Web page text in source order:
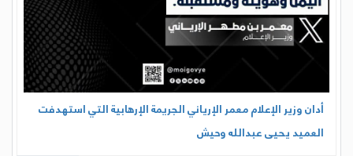
أدان وزير الإعلام معمر الإرياني الجريمة الإرهابية التي استهدفت
العميد يحيى عبدالله وحيش